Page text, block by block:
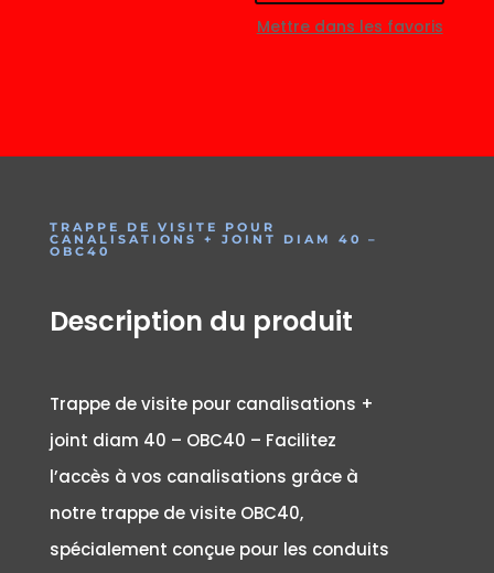
Mettre dans les favoris
TRAPPE DE VISITE POUR
CANALISATIONS + JOINT DIAM 40 –
OBC40
Description du produit
Trappe de visite pour canalisations +
joint diam 40 – OBC40 – Facilitez
l’accès à vos canalisations grâce à
notre trappe de visite OBC40,
spécialement conçue pour les conduits